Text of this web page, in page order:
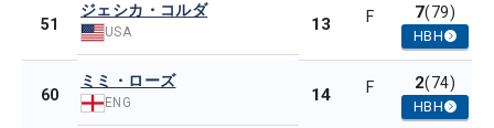
51
ジェシカ・コルダ
USA 13 F 7(79)
HBH
60
ミミ・ローズ
ENG 14 F 2(74)
HBH